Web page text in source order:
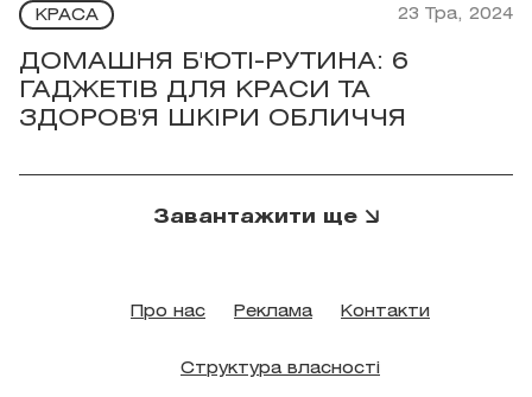
КРАСА 23 Тра, 2024
ДОМАШНЯ Б'ЮТІ-РУТИНА: 6
ГАДЖЕТІВ ДЛЯ КРАСИ ТА
ЗДОРОВ'Я ШКІРИ ОБЛИЧЧЯ
Завантажити ще
Про нас Реклама Контакти
Структура власності